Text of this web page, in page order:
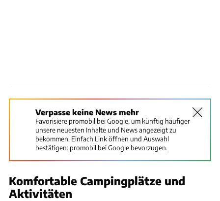
Verpasse keine News mehr
Favorisiere promobil bei Google, um künftig häufiger
unsere neuesten Inhalte und News angezeigt zu
bekommen. Einfach Link öffnen und Auswahl
bestätigen: promobil bei Google bevorzugen.
Komfortable Campingplätze und
Aktivitäten